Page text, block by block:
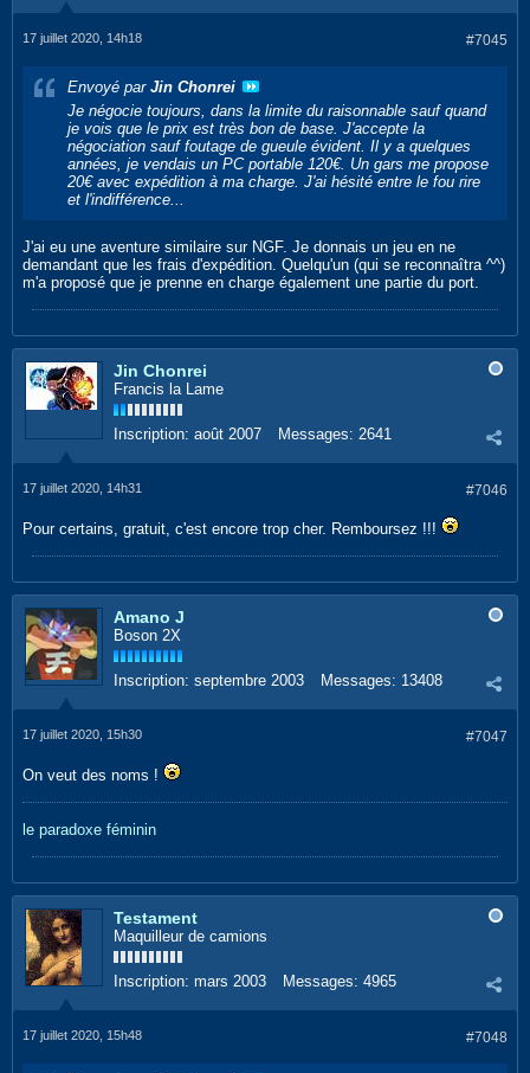
#7045
17 juillet 2020, 14h18
Envoyé par Jin Chonrei
Je négocie toujours, dans la limite du raisonnable sauf quand
je vois que le prix est très bon de base. J'accepte la
négociation sauf foutage de gueule évident. Il y a quelques
années, je vendais un PC portable 120€. Un gars me propose
20€ avec expédition à ma charge. J'ai hésité entre le fou rire
et l'indifférence...
J'ai eu une aventure similaire sur NGF. Je donnais un jeu en ne
demandant que les frais d'expédition. Quelqu'un (qui se reconnaîtra ^^)
m'a proposé que je prenne en charge également une partie du port.
Jin Chonrei
Francis la Lame
Inscription: août 2007 Messages: 2641
#7046
17 juillet 2020, 14h31
Pour certains, gratuit, c'est encore trop cher. Remboursez !!!
Amano J
Boson 2X
Inscription: septembre 2003 Messages: 13408
#7047
17 juillet 2020, 15h30
On veut des noms !
le paradoxe féminin
Testament
Maquilleur de camions
Inscription: mars 2003 Messages: 4965
#7048
17 juillet 2020, 15h48